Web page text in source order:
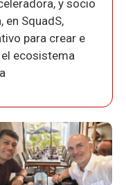
y socio
en SquadS,
para crear e
ecosistema